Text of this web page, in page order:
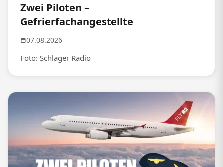
Zwei Piloten –
Gefrierfachangestellte
07.08.2026
Foto: Schlager Radio